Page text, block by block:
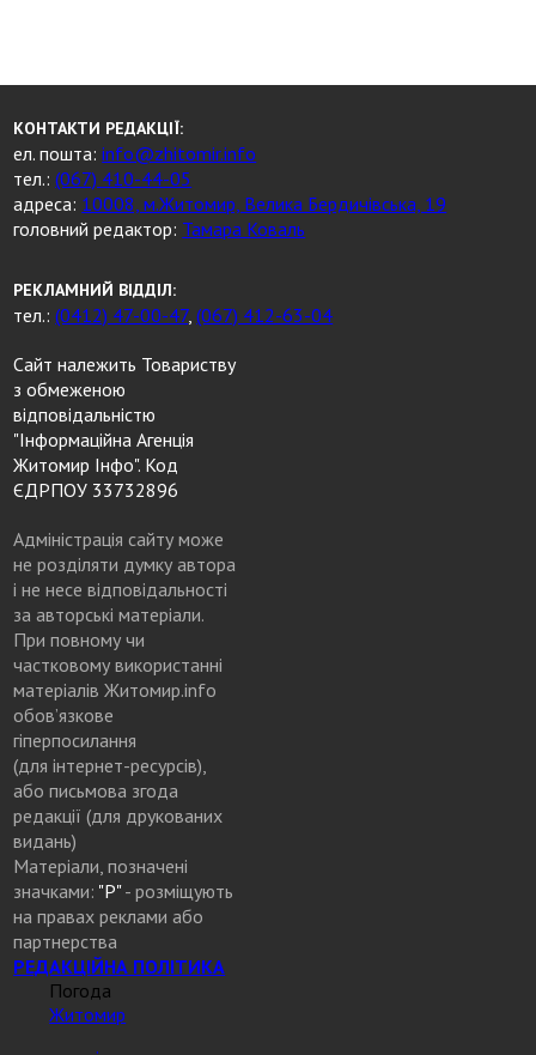
КОНТАКТИ РЕДАКЦІЇ:
ел. пошта:info@zhitomir.info
тел.:(067) 410-44-05
адреса: 10008, м.Житомир, Велика Бердичівська, 19
головний редактор: Тамара Коваль
РЕКЛАМНИЙ ВІДДІЛ:
тел.:(0412) 47-00-47,(067) 412-63-04
Сайт належить Товариству
з обмеженою
відповідальністю
"Інформаційна Агенція
Житомир Інфо". Код
ЄДРПОУ 33732896
Адміністрація сайту може
не розділяти думку автора
і не несе відповідальності
за авторські матеріали.
При повному чи
частковому використанні
матеріалів Житомир.info
обов’язкове
гіперпосилання
(для інтернет-ресурсів),
або письмова згода
редакції (для друкованих
видань)
Матеріали, позначені
значками: "Р"- розміщують
на правах реклами або
партнерства
РЕДАКЦІЙНА ПОЛІТИКА
Погода
Житомир